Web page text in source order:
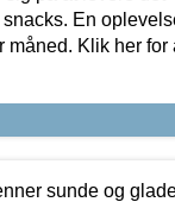
En
måned. Klik her for
sunde og